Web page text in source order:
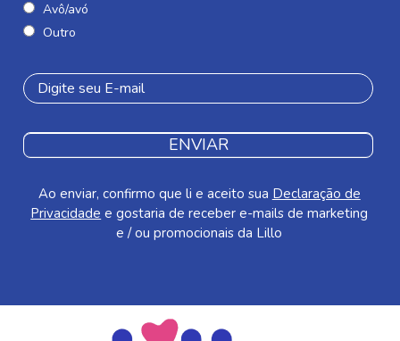
Avô/avó
Outro
ENVIAR
Ao enviar, confirmo que li e aceito sua Declaração de
Privacidade e gostaria de receber e-mails de marketing
e / ou promocionais da Lillo